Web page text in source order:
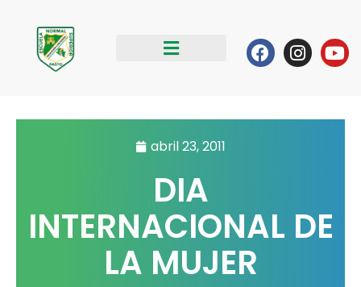
contenido
Facebook
abril 23, 2011
DIA
INTERNACIONAL DE
LA MUJER